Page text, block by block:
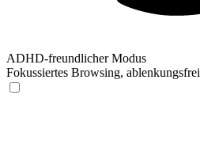
ADHD-freundlicher Modus
Fokussiertes Browsing, ablenkungsfrei